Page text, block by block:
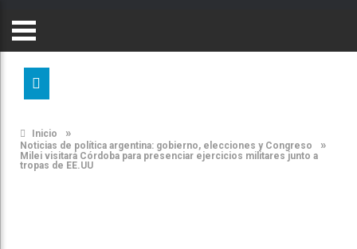
Inicio »
Noticias de política argentina: gobierno, elecciones y Congreso »
Milei visitará Córdoba para presenciar ejercicios militares junto a
tropas de EE.UU